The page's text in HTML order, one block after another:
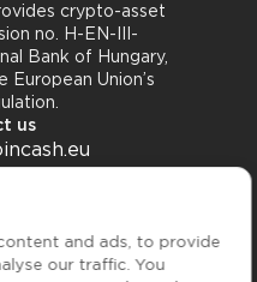
crypto-asset
no. H-EN-III-
Bank of Hungary,
Union’s
us
uns
Company
Über uns
and ads, to provide
our traffic. You